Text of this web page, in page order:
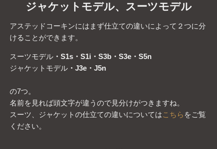
ジャケットモデル、スーツモデル
アステッドコーキンにはまず仕立ての違いによって２つに分
けることができます。
スーツモデル ・S1s ・S1i ・S3b・S3e・S5n
ジャケットモデル ・J3e・J5n
の7つ。
名前を見れば頭文字が違うので見分けがつきますね。
スーツ、ジャケットの仕立ての違いについてはこちら をご覧
ください。